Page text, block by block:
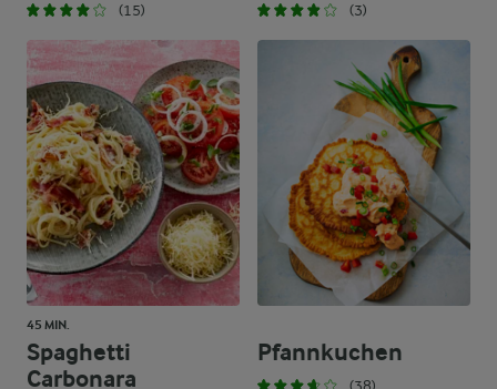
(15) (3)
45 MIN.
Spaghetti
Carbonara
Pfannkuchen